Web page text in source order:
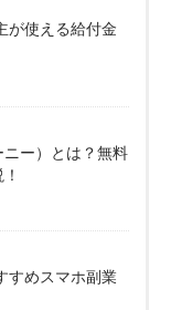
が使える給付金
ー）とは？無料
すめスマホ副業